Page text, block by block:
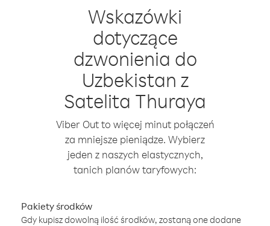
Wskazówki
dotyczące
dzwonienia do
Uzbekistan z
Satelita Thuraya
Viber Out to więcej minut połączeń
za mniejsze pieniądze. Wybierz
jeden z naszych elastycznych,
tanich planów taryfowych:
Pakiety środków
Gdy kupisz dowolną ilość środków, zostaną one dodane